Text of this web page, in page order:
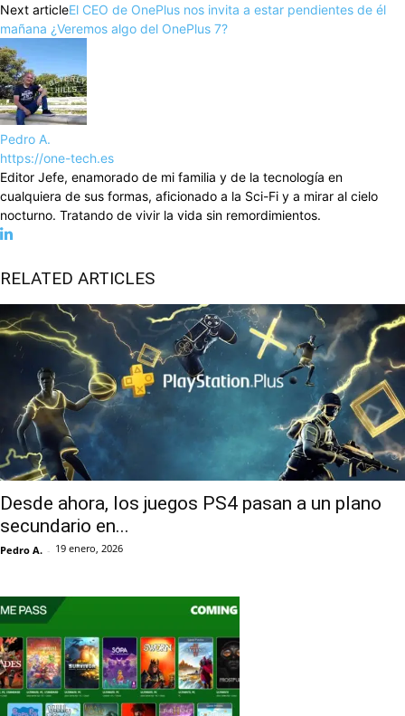
Next articleEl CEO de OnePlus nos invita a estar pendientes de él
mañana ¿Veremos algo del OnePlus 7?
Pedro A.
https://one-tech.es
Editor Jefe, enamorado de mi familia y de la tecnología en
cualquiera de sus formas, aficionado a la Sci-Fi y a mirar al cielo
nocturno. Tratando de vivir la vida sin remordimientos.
RELATED ARTICLES
Desde ahora, los juegos PS4 pasan a un plano
secundario en...
Pedro A. - 19 enero, 2026